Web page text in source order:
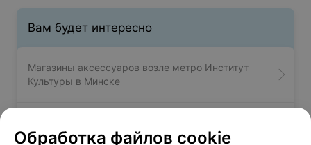
Вам будет интересно
Магазины аксессуаров возле метро Институт
Культуры в Минске
Горка в Минске
Обработка файлов cookie